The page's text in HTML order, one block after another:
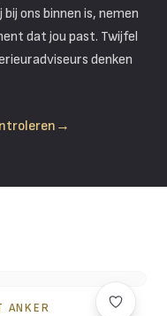
ons binnen is, nemen
dat jou past. Twijfel
denken
→
ANKER